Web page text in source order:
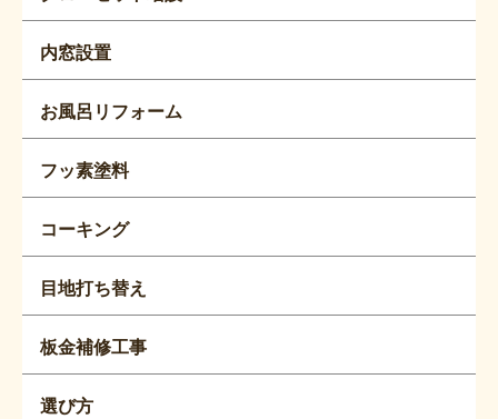
内窓設置
お風呂リフォーム
フッ素塗料
コーキング
目地打ち替え
板金補修工事
選び方